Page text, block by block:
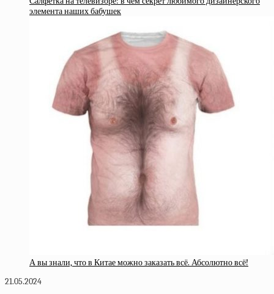
элемента наших бабушек
А вы знали, что в Китае можно заказать всё. Абсолютно всё!
21.05.2024